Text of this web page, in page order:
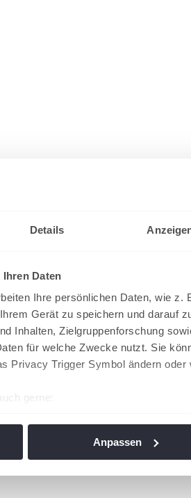
Details
Daten
Ihre persönlichen Daten, wie z.
Gerät zu speichern und darauf
Inhalten, Zielgruppenforschung
für welche Zwecke nutzt. Sie
Privacy Trigger Symbol ändern oder
gerne:
Anpassen